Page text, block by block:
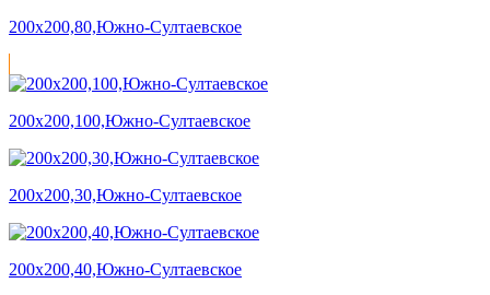
200х200,80,Южно-Султаевское
200х200,100,Южно-Султаевское
200х200,30,Южно-Султаевское
200х200,40,Южно-Султаевское